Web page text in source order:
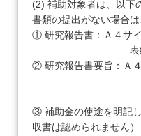
(2) 補助対象者は、以下
書類の提出がない場合
① 研究報告書：Ａ４サ
表紙に、年度・
② 研究報告書要旨：Ａ
及
なお
③ 補助金の使途を明記
収書は認められません）